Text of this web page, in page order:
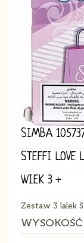
SIMBA
STEFFI LOVE
WIEK 3 +
Zestaw 3 lalek